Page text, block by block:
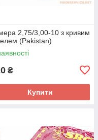
2,75/3,00-10 з кривим
(Pakistan)
₴
Купити